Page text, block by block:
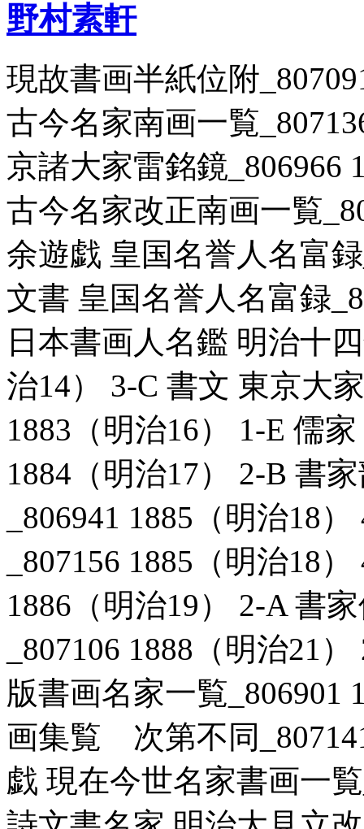
野村素軒
現故書画半紙位附
古今名家南画一覧
京諸大家雷銘鏡_806966
古今名家改正南画一覧
余遊戯 皇国名誉人名富
文書 皇国名誉人名富録
日本書画人名鑑 明治十
治14） 3-C 書文 東京大
1883（明治16） 1-E 儒
1884（明治17） 2-B 書
_806941 1885（明治18
_807156 1885（明治18
1886（明治19） 2-A 書
_807106 1888（明治21
版書画名家一覧_806901
画集覧 次第不同
戯 現在今世名家書画一